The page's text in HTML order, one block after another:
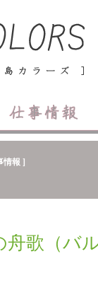
情報 ]
舟歌（バ